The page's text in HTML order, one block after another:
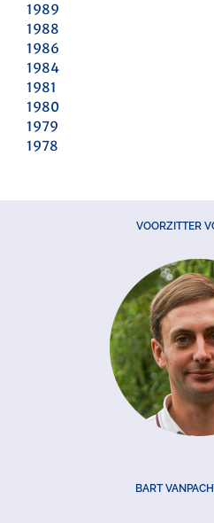
1989
1988
1986
1984
1981
1980
1979
1978
VOORZITTER
BART